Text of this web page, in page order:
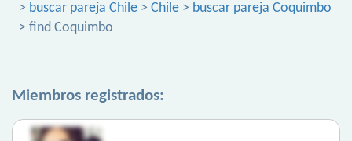
> buscar pareja Chile > Chile > buscar pareja Coquimbo
> find Coquimbo
Miembros registrados: